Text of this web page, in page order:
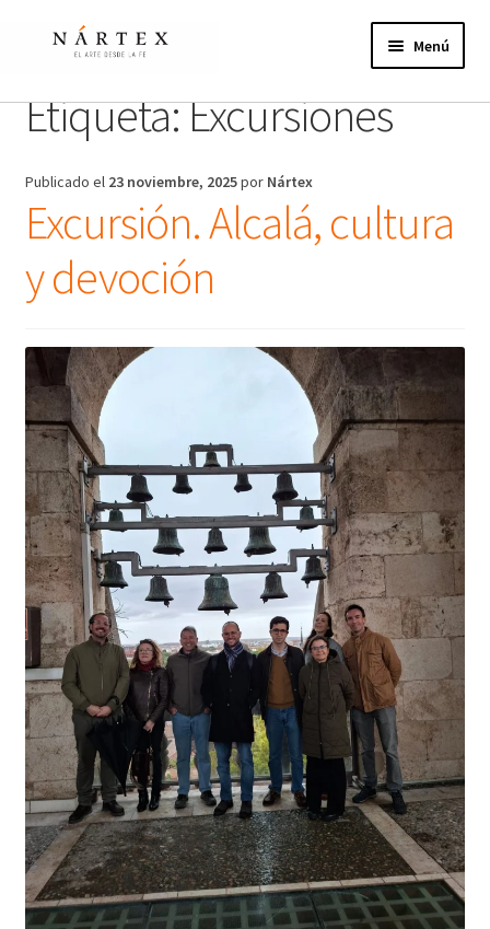
Menú
Inicio
Proyectos de verano
Nosotros
¿Te unes?
Etiqueta:Excursiones
Publicado el 23 noviembre, 2025por Nártex
Excursión. Alcalá, cultura
y devoción